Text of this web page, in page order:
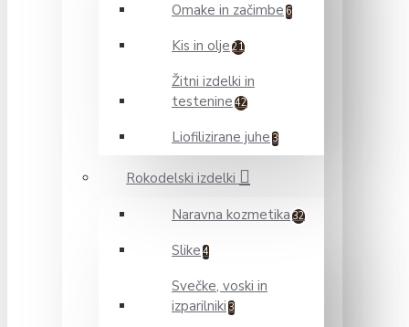
Omake in začimbe 6
Kis in olje 21
Žitni izdelki in
testenine 42
Liofilizirane juhe 3
Rokodelski izdelki
Naravna kozmetika 32
Slike 4
Svečke, voski in
izparilniki 3